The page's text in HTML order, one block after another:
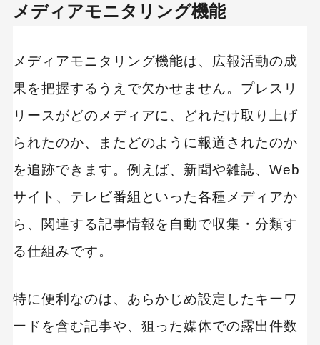
メディアモニタリング機能
メディアモニタリング機能は、広報活動の成
果を把握するうえで欠かせません。プレスリ
リースがどのメディアに、どれだけ取り上げ
られたのか、またどのように報道されたのか
を追跡できます。例えば、新聞や雑誌、Web
サイト、テレビ番組といった各種メディアか
ら、関連する記事情報を自動で収集・分類す
る仕組みです。
特に便利なのは、あらかじめ設定したキーワ
ードを含む記事や、狙った媒体での露出件数